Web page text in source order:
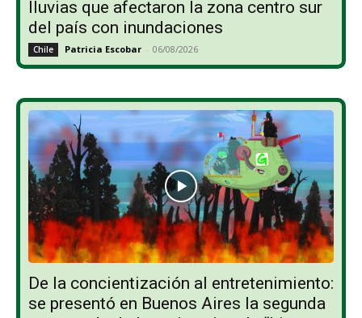
lluvias que afectaron la zona centro sur
del país con inundaciones
Chile Patricia Escobar - 06/08/2026
De la concientización al entretenimiento:
se presentó en Buenos Aires la segunda